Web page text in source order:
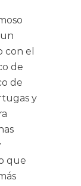
con el
de
de
y
que